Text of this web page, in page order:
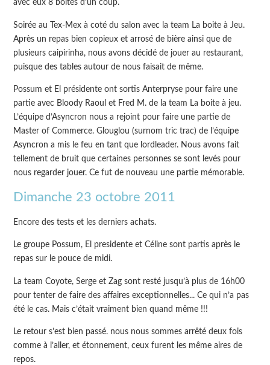
avec eux 8 boites d’un coup.
Soirée au Tex-Mex à coté du salon avec la team La boite à Jeu.
Après un repas bien copieux et arrosé de bière ainsi que de
plusieurs caipirinha, nous avons décidé de jouer au restaurant,
puisque des tables autour de nous faisait de même.
Possum et El présidente ont sortis Anterpryse pour faire une
partie avec Bloody Raoul et Fred M. de la team La boite à jeu.
L’équipe d’Asyncron nous a rejoint pour faire une partie de
Master of Commerce. Glouglou (surnom tric trac) de l’équipe
Asyncron a mis le feu en tant que lordleader. Nous avons fait
tellement de bruit que certaines personnes se sont levés pour
nous regarder jouer. Ce fut de nouveau une partie mémorable.
Dimanche 23 octobre 2011
Encore des tests et les derniers achats.
Le groupe Possum, El presidente et Céline sont partis après le
repas sur le pouce de midi.
La team Coyote, Serge et Zag sont resté jusqu’à plus de 16h00
pour tenter de faire des affaires exceptionnelles... Ce qui n’a pas
été le cas. Mais c’était vraiment bien quand même !!!
Le retour s’est bien passé. nous nous sommes arrêté deux fois
comme à l’aller, et étonnement, ceux furent les même aires de
repos.